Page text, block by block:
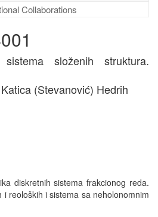
Collaborations
složenih struktura.
(Stevanović) Hedrih
diskretnih sistema frakcionog reda.
i reoloških i sistema sa neholonomnim